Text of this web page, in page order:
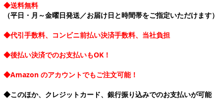
◆送料無料
（平日・月～金曜日発送／お届け日と時間帯をご指定いただけます）
◆代引手数料、コンビニ前払い決済手数料、当社負担
◆後払い決済でのお支払いもOK！
◆Amazon のアカウントでもご注文可能！
◆このほか、クレジットカード、銀行振り込みでのお支払いが可能